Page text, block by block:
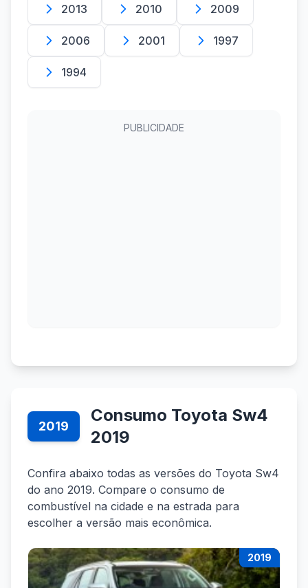
2013 2010 2009
2006 2001 1997
1994
PUBLICIDADE
2019
Consumo Toyota Sw4
2019
Confira abaixo todas as versões do Toyota Sw4
do ano 2019. Compare o consumo de
combustível na cidade e na estrada para
escolher a versão mais econômica.
2019